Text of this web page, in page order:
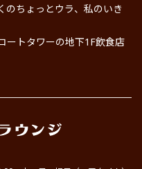
のちょっとウラ、私のいき
ートタワーの地下1F飲食店